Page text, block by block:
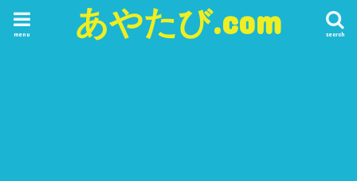
あやたび.com search
menu